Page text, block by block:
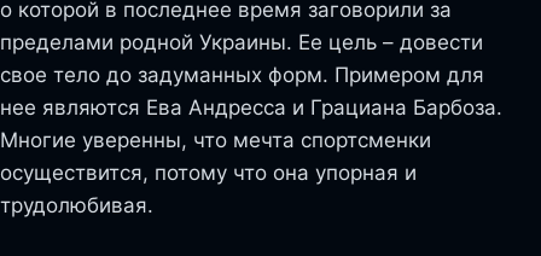
о которой в последнее время заговорили за
пределами родной Украины. Ее цель – довести
свое тело до задуманных форм. Примером для
нее являются Ева Андресса и Грациана Барбоза.
Многие уверенны, что мечта спортсменки
осуществится, потому что она упорная и
трудолюбивая.